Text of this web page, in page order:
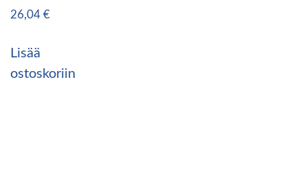
26,04 €
Lisää
ostoskoriin